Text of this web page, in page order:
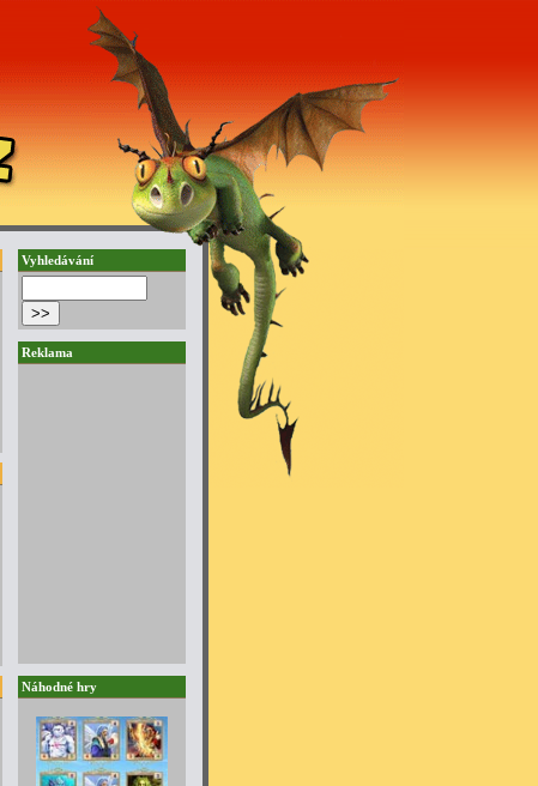
Vyhledávání
Reklama
Náhodné hry